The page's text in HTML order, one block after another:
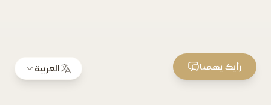
العربية رأيك يهمنا